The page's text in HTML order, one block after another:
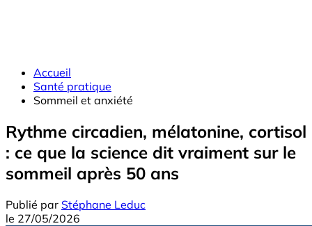
Accueil
Santé pratique
Sommeil et anxiété
Rythme circadien, mélatonine, cortisol
: ce que la science dit vraiment sur le
sommeil après 50 ans
Publié par Stéphane Leduc
le 27/05/2026